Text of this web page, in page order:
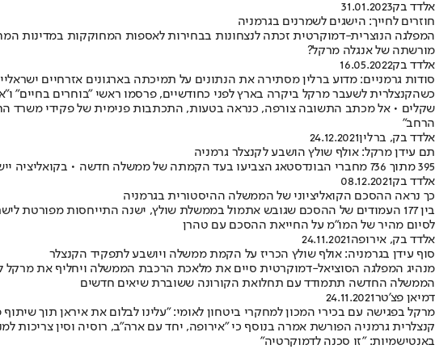
אלדד בק31.01.2023
חוזרים לחייך: הישגים לשמרנים בגרמניה
המפלגה הנוצרית-דמוקרטית זכתה לנצחונות בבחירות לאספות המחוקקות במדינות
מורשתה של אנגלה מרקל?
אלדד בק16.05.2022
סודות גרמניים: מדוע ברלין מסתירה את הנתונים על תמיכתה בארגונים אזרחיים
כשהקנצלרית לשעבר מרקל ביקרה בארץ לפני כחודשיים, פרסמו ראשי "בוחרים בחיים"
שקלים • אל מכתב התשובה צורפה, כנראה בטעות, התכתבות פנימית של פקידי משרד
הרחב"
אלדד בק, ברלין24.12.2021
תם עידן מרקל: אולף שולץ הושבע לקנצלר גרמניה
395 מתוך 736 מחברי הבונדסטאג הצביעו בעד הקמתה של ממשלה חדשה • בקואליציה יישבו יחד הסוציאל-דמוקרטים, הירוקים והליברלים
אלדד בק08.12.2021
כך נראה ההסכם הקואליציוני של הממשלה ההיסטורית בגרמניה
בין 177 העמודים של ההסכם שגובש אתמול בממשלת שולץ, ישנה התייחסות
לסיום מהיר של המו"מ על החייאת ההסכם עם טהרן
אלדד בק, אירופה24.11.2021
סוף עידן בגרמניה: אולף שולץ הכריז על הקמת ממשלה ויושבע לתפקיד הקנצלר
הממשלה החדשה תתמודד עם תחלואת הקורונה ששוברת שיאים חדשים
דמיאן פצ'טר24.11.2021
מרקל בפגישה עם בכירי המכון למחקרי ביטחון לאומי: "עלינו לבלום את איראן תוך שיתוף
קנצלרית גרמניה הפורשת אמרה בנוסף כי "אירופה, יחד עם ארה"ב, רוסיה וסין
באנטישמיות: "זו סכנה לדמוקרטיה"